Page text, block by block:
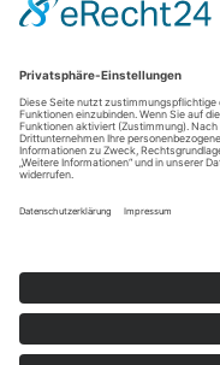
Startseite
copyright © 2023 Hotel